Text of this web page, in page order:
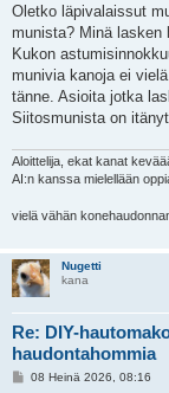
Oletko läpivalaissut
munista? Minä lasken
Kukon
munivia kanoja ei
tänne. Asioita jotka
Siitosmunista on
Aloittelija, ekat kanat
AI:n kanssa mielellään
vielä vähän
Nugetti
kana
Re: DIY-
haudontahommia
V08 Heinä 2026, 08:16